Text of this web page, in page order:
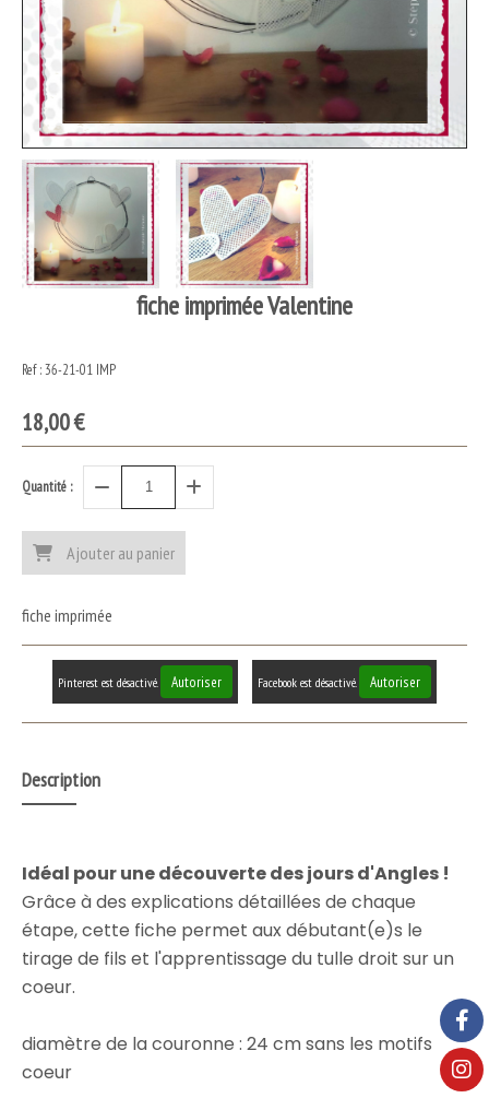
fiche imprimée Valentine
Ref :36-21-01 IMP
18,00€
Quantité :
Ajouter au panier
fiche imprimée
Pinterest est désactivé. Autoriser Facebook est désactivé. Autoriser
Description
Idéal pour une découverte des jours d'Angles !
Grâce à des explications détaillées de chaque
étape, cette fiche permet aux débutant(e)s le
tirage de fils et l'apprentissage du tulle droit sur un
coeur.
diamètre de la couronne : 24 cm sans les motifs
coeur